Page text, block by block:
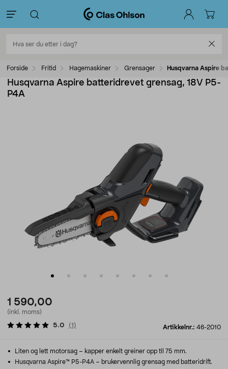
Forside Fritid Hagemaskiner Grensager Husqvarna Aspire
Husqvarna Aspire batteridrevet grensag, 18V P5-
P4A
1 590,00
(inkl. moms)
Artikkelnr.: 46-2010
5.0 (1 )
Liten og lett motorsag – kapper enkelt greiner opp til 75 mm.
Husqvarna Aspire™ P5-P4A – brukervennlig grensag med batteridrift.